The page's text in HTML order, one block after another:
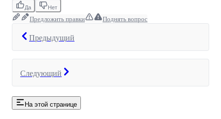
Да Нет
Предложить правки Поднять вопрос
Предыдущий
Следующий
На этой странице